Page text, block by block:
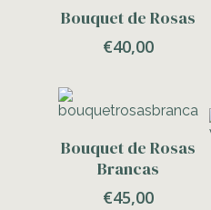
Bouquet de Rosas
€40,00
Bouquet de Rosas
Brancas
€45,00